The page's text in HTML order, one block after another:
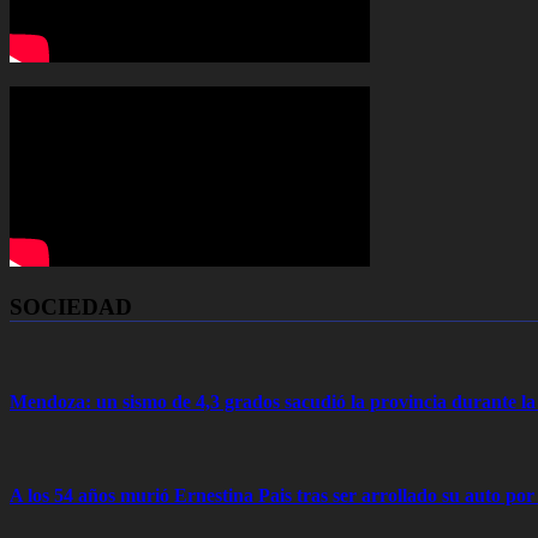
SOCIEDAD
Mendoza: un sismo de 4,3 grados sacudió la provincia durante
A los 54 años murió Ernestina Pais tras ser arrollado su auto